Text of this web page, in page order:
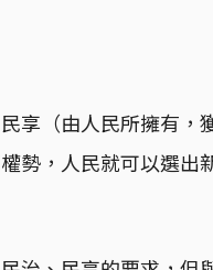
享（由人民所擁有，
勢，人民就可以選出